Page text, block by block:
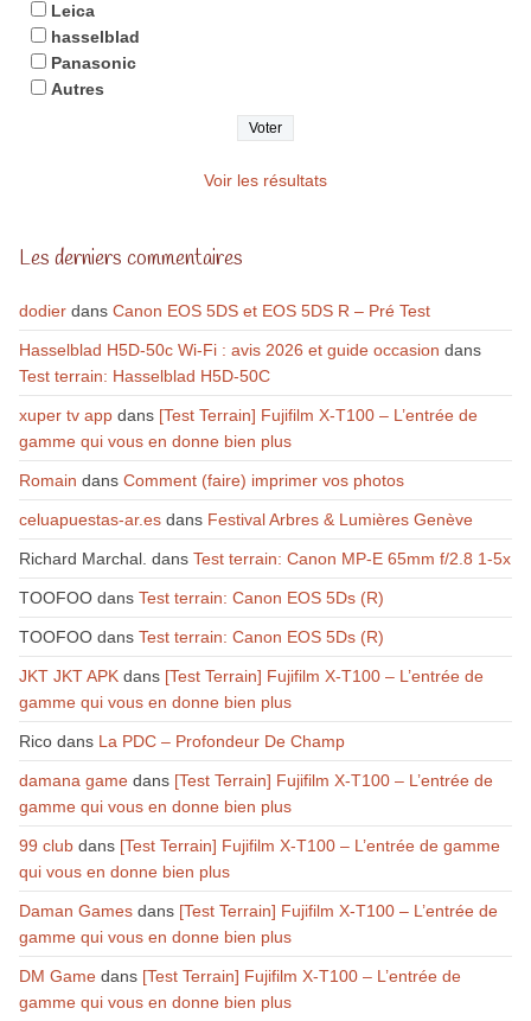
Leica
hasselblad
Panasonic
Autres
Voir les résultats
Les derniers commentaires
dodierdans Canon EOS 5DS et EOS 5DS R – Pré Test
Hasselblad H5D-50c Wi-Fi : avis 2026 et guide occasion dans
Test terrain: Hasselblad H5D-50C
xuper tv appdans [Test Terrain] Fujifilm X-T100 – L’entrée de
gamme qui vous en donne bien plus
Romain dans Comment (faire) imprimer vos photos
celuapuestas-ar.esdans Festival Arbres & Lumières Genève
Richard Marchal. dans Test terrain: Canon MP-E 65mm f/2.8 1-5x
TOOFOOdans Test terrain: Canon EOS 5Ds (R)
TOOFOOdans Test terrain: Canon EOS 5Ds (R)
JKT JKT APKdans [Test Terrain] Fujifilm X-T100 – L’entrée de
gamme qui vous en donne bien plus
Ricodans La PDC – Profondeur De Champ
damana gamedans [Test Terrain] Fujifilm X-T100 – L’entrée de
gamme qui vous en donne bien plus
99 clubdans [Test Terrain] Fujifilm X-T100 – L’entrée de gamme
qui vous en donne bien plus
Daman Gamesdans [Test Terrain] Fujifilm X-T100 – L’entrée de
gamme qui vous en donne bien plus
DM Gamedans [Test Terrain] Fujifilm X-T100 – L’entrée de
gamme qui vous en donne bien plus